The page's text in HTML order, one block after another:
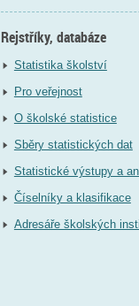
Rejstříky, databáze
Statistika školství
Pro veřejnost
O školské statistice
Sběry statistických dat
Statistické výstupy a
Číselníky a klasifikace
Adresáře školských